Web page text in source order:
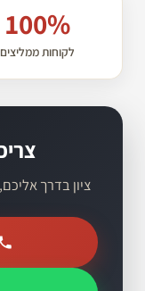
100%
לקוחות ממליצים
ציון בדרך